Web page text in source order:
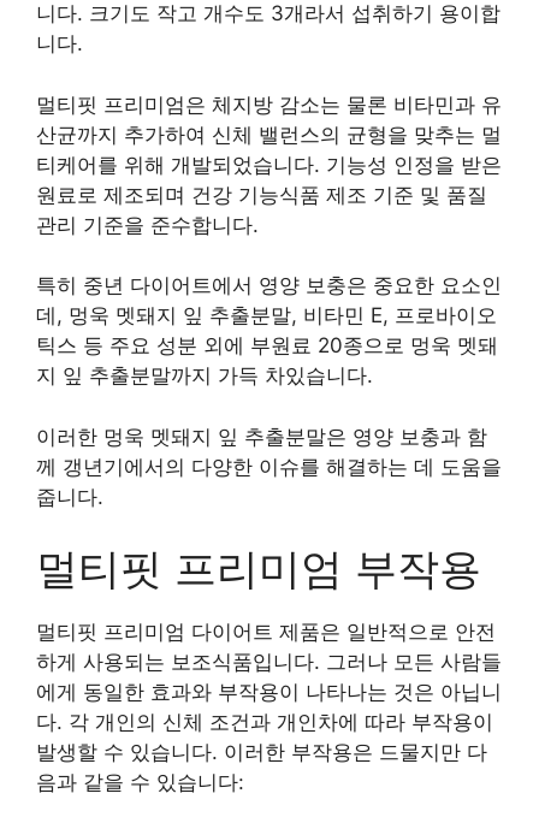
니다. 크기도 작고 개수도 3개라서 섭취하기 용이합
니다.
멀티핏 프리미엄은 체지방 감소는 물론 비타민과 유
산균까지 추가하여 신체 밸런스의 균형을 맞추는 멀
티케어를 위해 개발되었습니다. 기능성 인정을 받은
원료로 제조되며 건강 기능식품 제조 기준 및 품질
관리 기준을 준수합니다.
특히 중년 다이어트에서 영양 보충은 중요한 요소인
데, 멍욱 멧돼지 잎 추출분말, 비타민 E, 프로바이오
틱스 등 주요 성분 외에 부원료 20종으로 멍욱 멧돼
지 잎 추출분말까지 가득 차있습니다.
이러한 멍욱 멧돼지 잎 추출분말은 영양 보충과 함
께 갱년기에서의 다양한 이슈를 해결하는 데 도움을
줍니다.
멀티핏 프리미엄 부작용
멀티핏 프리미엄 다이어트 제품은 일반적으로 안전
하게 사용되는 보조식품입니다. 그러나 모든 사람들
에게 동일한 효과와 부작용이 나타나는 것은 아닙니
다. 각 개인의 신체 조건과 개인차에 따라 부작용이
발생할 수 있습니다. 이러한 부작용은 드물지만 다
음과 같을 수 있습니다: